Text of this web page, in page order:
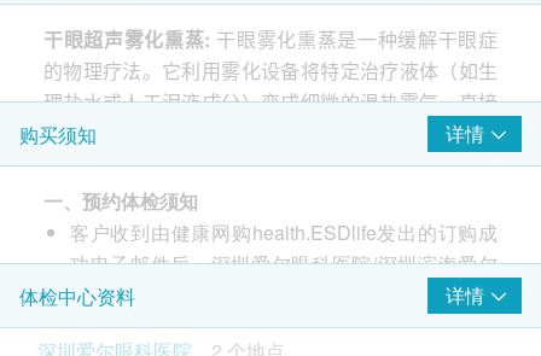
裂隙灯外眼检查
电脑验光
裂隙灯下眼底检查
泪液分析 (IGE/LTA)
眼表综合分析
眼部蠕形螨检测
快速泪河检测
结膜囊取材检查
干眼超声雾化(熏蒸)治疗
报告
干眼超声雾化熏蒸: 干眼雾化熏蒸是一种缓解干眼症
的物理疗法。它利用雾化设备将特定治疗液体（如生
理盐水或人工泪液成分）变成细微的温热雾气，直接
作用于眼部。主要作用包括：通过温热软化堵塞的睑
板腺油脂、湿润眼表、促进局部血液循环和药物吸
收。治疗过程约15-20分钟，舒适无痛，能有效缓解
眼睛干涩、疲劳等症状。
干眼超声雾化熏蒸
治疗前准备：清洁面部和眼周，卸妆（尤其是眼
购买须知 详情
一、预约体检须知
客户收到由健康网购health.ESDlife发出的订购成
功电子邮件后，深圳爱尔眼科医院/深圳滨海爱尔
眼科医院将在随后1-2个工作日的办公时间内，通
过电话或WhatsApp与客户联系，确认预约检查的
体检中心资料
详情